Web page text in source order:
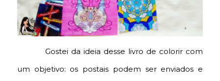
Gostei da ideia desse livro de colorir com
um objetivo: os postais podem ser enviados e